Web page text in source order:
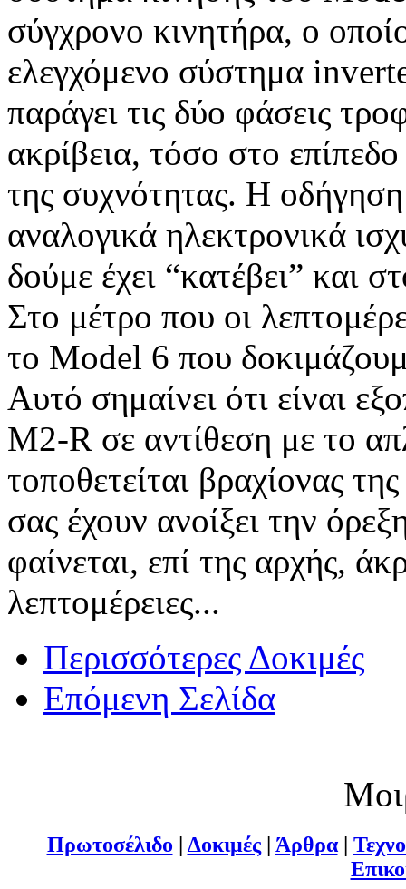
σύγχρονο κινητήρα, ο
ελεγχόμενο σύστημα
παράγει τις δύο φάσεις
ακρίβεια, τόσο στο
της συχνότητας. Η
αναλογικά ηλεκτρονικά
δούμε έχει “κατέβει” και
Στο μέτρο που οι
το Model 6 που
Αυτό σημαίνει ότι είναι
M2-R σε αντίθεση με το
τοποθετείται βραχίονας
σας έχουν ανοίξει την
φαίνεται, επί της αρχής,
λεπτομέρειες...
Περισσότερες Δοκιμές
Επόμενη Σελίδα
Πρωτοσέλιδο Δοκιμές| Άρθρα|